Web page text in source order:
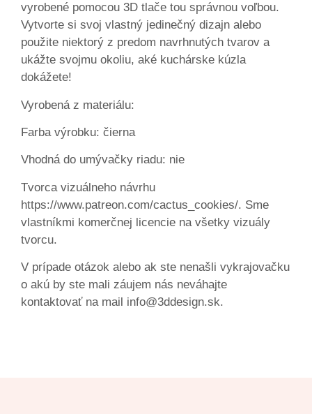
vyrobené pomocou 3D tlače tou správnou voľbou.
Vytvorte si svoj vlastný jedinečný dizajn alebo
použite niektorý z predom navrhnutých tvarov a
ukážte svojmu okoliu, aké kuchárske kúzla
dokážete!
Vyrobená z materiálu:
Farba výrobku: čierna
Vhodná do umývačky riadu: nie
Tvorca vizuálneho návrhu
https://www.patreon.com/cactus_cookies/. Sme
vlastníkmi komerčnej licencie na všetky vizuály
tvorcu.
V prípade otázok alebo ak ste nenašli vykrajovačku
o akú by ste mali záujem nás neváhajte
kontaktovať na mail info@3ddesign.sk.